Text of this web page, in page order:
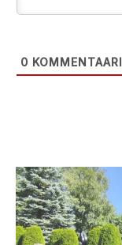
0 KOMMENTAARI